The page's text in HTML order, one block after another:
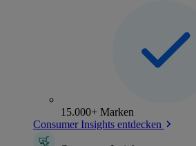
15.000+ Marken
Consumer Insights entdecken